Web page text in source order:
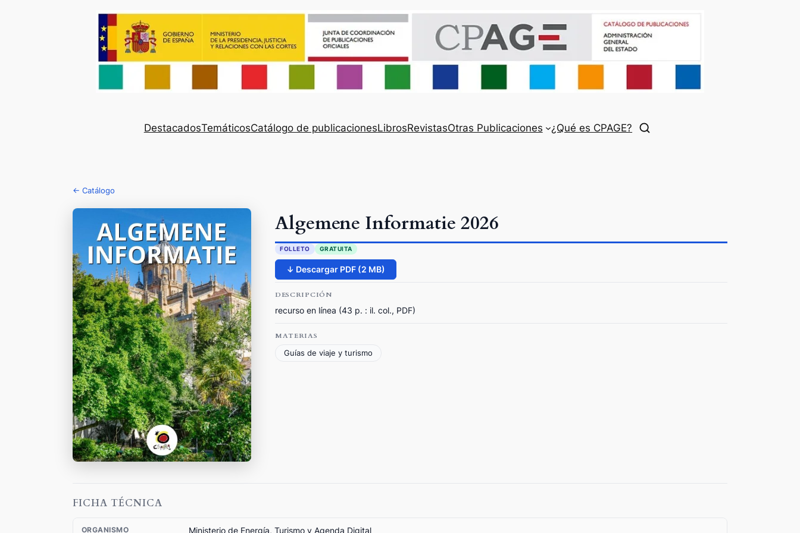
DestacadosTemáticosCatálogo de publicacionesLibrosRevistasOtras Publicaciones ¿Qué es CPAGE?
← Catálogo
Algemene Informatie 2026
FOLLETO GRATUITA
↓ Descargar PDF (2 MB)
DESCRIPCIÓN
recurso en línea (43 p. : il. col., PDF)
MATERIAS
Guías de viaje y turismo
FICHA TÉCNICA
ORGANISMO Ministerio de Energía, Turismo y Agenda Digital